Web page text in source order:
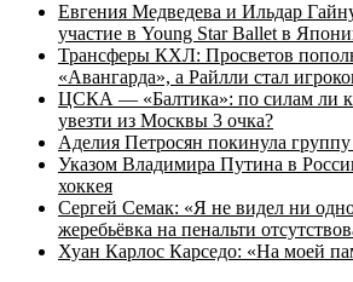
Евгения Медведева и Ильдар
участие в Young Star Ballet в
Трансферы КХЛ: Просветов
«Авангарда», а Райлли стал
ЦСКА — «Балтика»: по силам ли
увезти из Москвы 3 очка?
Аделия Петросян покинула
Указом Владимира Путина в
хоккея
Сергей Семак: «Я не видел ни
жеребьёвка на пенальти
Хуан Карлос Карседо: «На моей